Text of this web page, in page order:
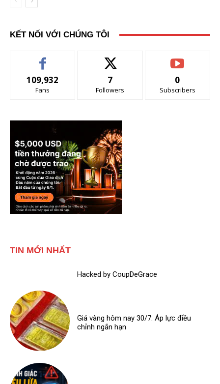
KẾT NỐI VỚI CHÚNG TÔI
109,932
Fans
7
Followers
0
Subscribers
TIN MỚI NHẤT
Hacked by CoupDeGrace
Giá vàng hôm nay 30/7: Áp lực điều
chỉnh ngắn hạn